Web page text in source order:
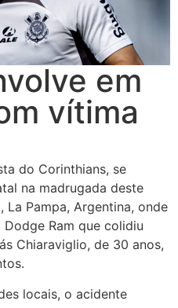
em
vítima
do Corinthians, se
na madrugada deste
La Pampa, Argentina, onde
Ram que colidiu
Chiaraviglio, de 30 anos,
locais, o acidente